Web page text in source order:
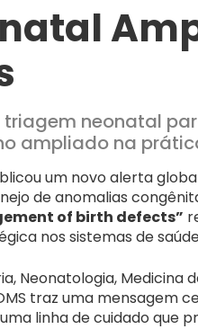
neonatal
ampliado na
um novo alerta
de anomalias
of birth defects”
nos sistemas de
Neonatologia, Medicina
traz uma mensagem
linha de cuidado que